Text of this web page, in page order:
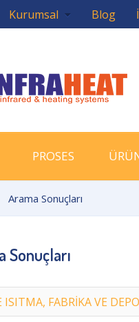
Kurumsal Blog
PROSES
Arama Sonuçları
Sonuçları
ISITMA, FABRİKA VE